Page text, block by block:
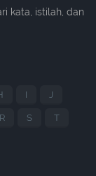
kata, istilah, dan
I J
R S T